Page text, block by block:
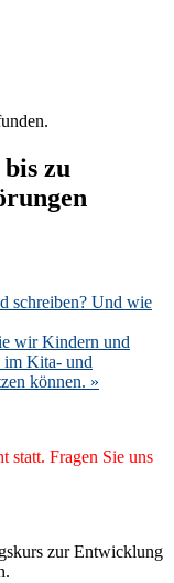
zu
schreiben? Und wie
wir Kindern und
im Kita- und
können. »
statt. Fragen Sie uns
zur Entwicklung